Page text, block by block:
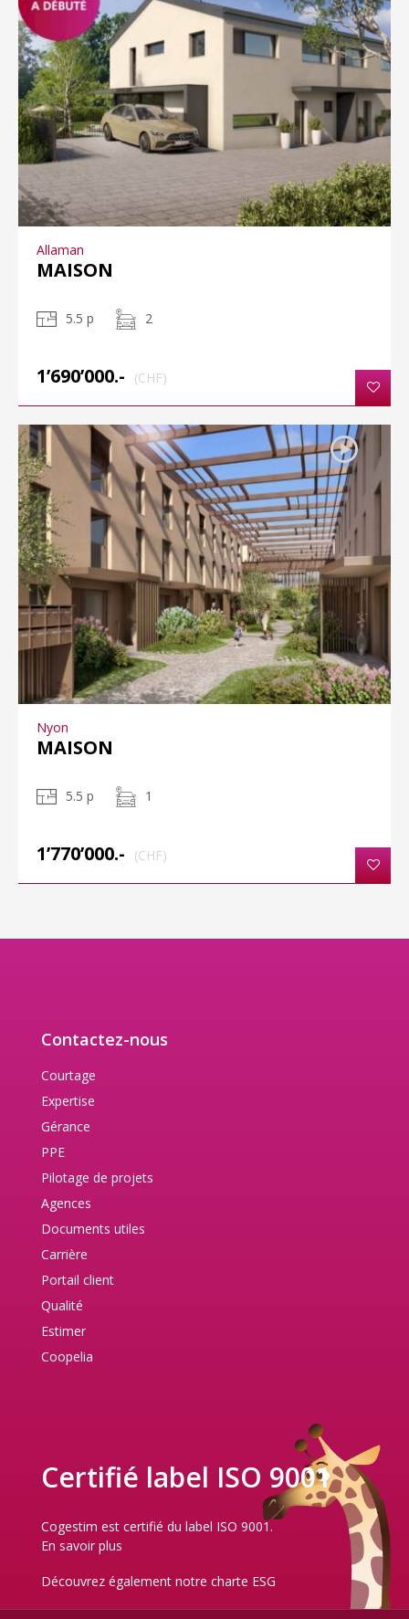
Allaman
MAISON
5.5 p 2
1’690’000.- (CHF)
Nyon
MAISON
5.5 p 1
1’770’000.- (CHF)
Contactez-nous
Courtage
Expertise
Gérance
PPE
Pilotage de projets
Agences
Documents utiles
Carrière
Portail client
Qualité
Estimer
Coopelia
Certifié label ISO 9001
Cogestim est certifié du label ISO 9001.
En savoir plus
Découvrez également notre charte ESG